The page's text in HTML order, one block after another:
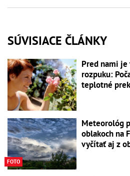
SÚVISIACE ČLÁNKY
Pred nami
rozpuku:
teplotné
FOTO
Meteorológ
oblakoch na
vyčítať aj z